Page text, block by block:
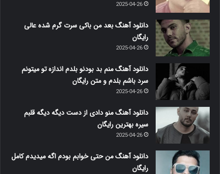
2025-04-26
دانلود آهنگ بعد من باکی سرت گرم شده عالی
رایگان
2025-04-26
دانلود آهنگ منم بد بودنو بلدم اندازه تو میتونم
سرد باشم بلدم و متن رایگان
2025-04-26
دانلود آهنگ منو دادی از دست دیگه دیگه قلبم
سیره بهترین رایگان
2025-04-26
دانلود آهنگ من حتی خوابم بودم اگه میدیدم کامل
رایگان